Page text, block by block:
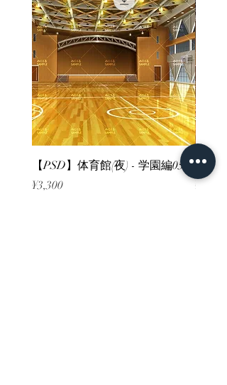
【PSD】体育館(夜) - 学園編05
Price
¥3,300
【
Price
¥3,300